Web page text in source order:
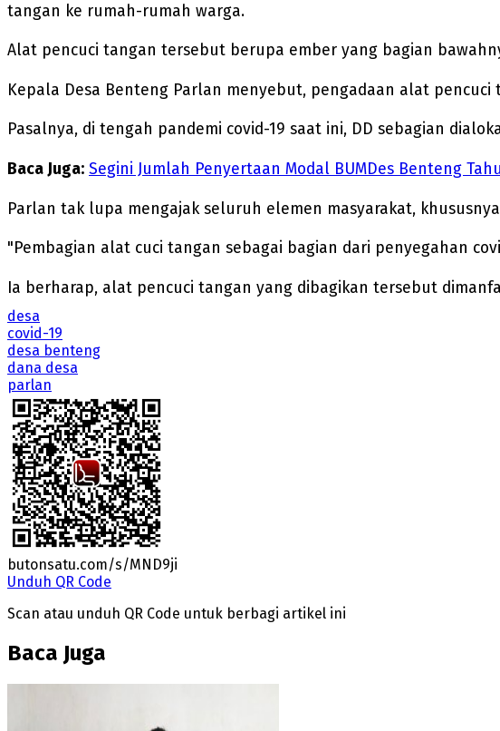
tangan ke rumah-rumah warga.
Alat pencuci tangan tersebut berupa ember yang bagian
Kepala Desa Benteng Parlan menyebut, pengadaan alat
Pasalnya, di tengah pandemi covid-19 saat ini, DD sebagian
Baca Juga: Segini Jumlah Penyertaan Modal BUMDes Benteng
Parlan tak lupa mengajak seluruh elemen masyarakat,
"Pembagian alat cuci tangan sebagai bagian dari penyegahan
Ia berharap, alat pencuci tangan yang dibagikan tersebut
desa
covid-19
desa benteng
dana desa
parlan
butonsatu.com/s/MND9ji
Unduh QR Code
Scan atau unduh QR Code untuk berbagi artikel ini
Baca Juga